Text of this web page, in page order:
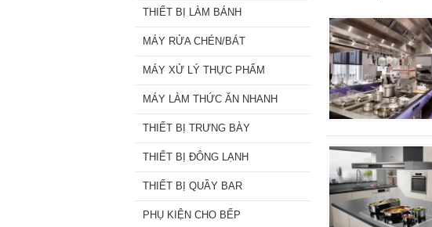
THIẾT BỊ LÀM BÁNH
MÁY RỬA CHÉN/BÁT
MÁY XỬ LÝ THỰC PHẨM
MÁY LÀM THỨC ĂN NHANH
THIẾT BỊ TRƯNG BÀY
THIẾT BỊ ĐÔNG LẠNH
THIẾT BỊ QUẦY BAR
PHỤ KIỆN CHO BẾP